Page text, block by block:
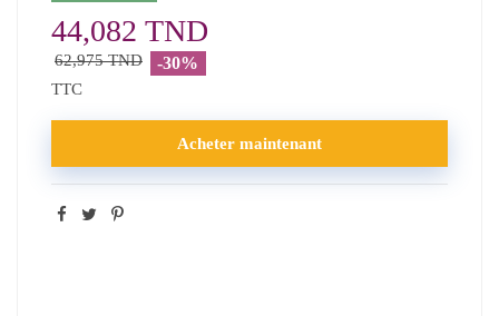
44,082 TND
62,975 TND -30%
TTC
Acheter maintenant